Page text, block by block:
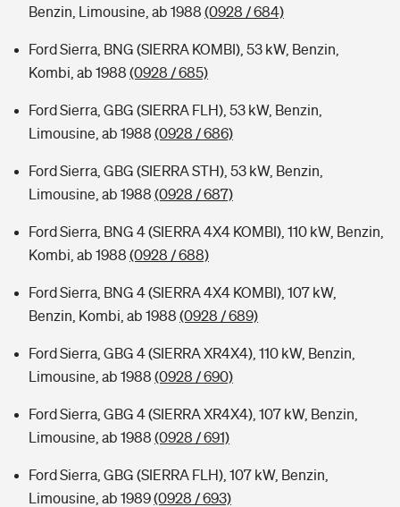
Benzin, Limousine, ab 1988 (0928 / 684)
Ford Sierra, BNG (SIERRA KOMBI), 53 kW, Benzin,
Kombi, ab 1988 (0928 / 685)
Ford Sierra, GBG (SIERRA FLH), 53 kW, Benzin,
Limousine, ab 1988 (0928 / 686)
Ford Sierra, GBG (SIERRA STH), 53 kW, Benzin,
Limousine, ab 1988 (0928 / 687)
Ford Sierra, BNG 4 (SIERRA 4X4 KOMBI), 110 kW, Benzin,
Kombi, ab 1988 (0928 / 688)
Ford Sierra, BNG 4 (SIERRA 4X4 KOMBI), 107 kW,
Benzin, Kombi, ab 1988 (0928 / 689)
Ford Sierra, GBG 4 (SIERRA XR4X4), 110 kW, Benzin,
Limousine, ab 1988 (0928 / 690)
Ford Sierra, GBG 4 (SIERRA XR4X4), 107 kW, Benzin,
Limousine, ab 1988 (0928 / 691)
Ford Sierra, GBG (SIERRA FLH), 107 kW, Benzin,
Limousine, ab 1989(0928 / 693)